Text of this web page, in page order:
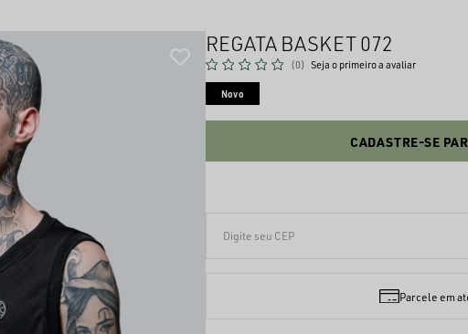
REGATA BASKET 072
(0) Seja o primeiro a avaliar
Novo
CADASTRE-SE
Parcele em